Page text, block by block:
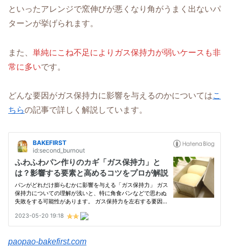
といったアレンジで窯伸びが悪くなり角がうまく出ないパ
ターンが挙げられます。
また、 単純にこね不足によりガス保持力が弱いケースも非
常に多いです。
どんな要因がガス保持力に影響を与えるのかについてはこ
ちらの記事で詳しく解説しています。
paopao-bakefirst.com